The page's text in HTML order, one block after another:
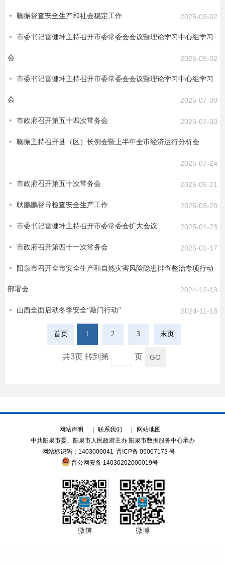
鞠振督查安全生产和社会稳定工作 2025-09-02
市委书记雷健坤主持召开市委常委会会议暨理论学习中心组学习
会 2025-09-02
市委书记雷健坤主持召开市委常委会会议暨理论学习中心组学习
会 2025-07-30
市政府召开第五十四次常务会 2025-07-30
鞠振主持召开县（区）长例会暨上半年全市经济运行分析会
2025-07-24
市政府召开第五十次常务会 2025-05-21
耿鹏鹏督导检查安全生产工作 2025-03-20
市委书记雷健坤主持召开市委常委会扩大会议 2025-01-23
市政府召开第四十一次常务会 2025-01-17
阳泉市召开全市安全生产和自然灾害风险隐患排查整治专项行动
部署会 2024-12-13
山西全面启动冬季安全“敲门行动” 2024-11-18
首页 1 2 3 末页
共3页 转到第 页